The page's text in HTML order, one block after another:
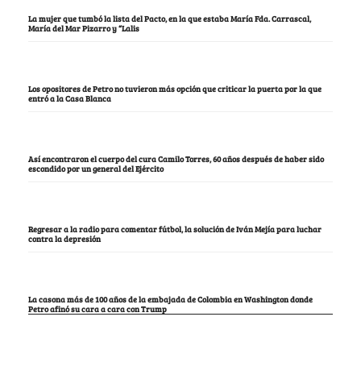
La mujer que tumbó la lista del Pacto, en la que estaba María Fda. Carrascal,
María del Mar Pizarro y “Lalis
Los opositores de Petro no tuvieron más opción que criticar la puerta por la que
entró a la Casa Blanca
Así encontraron el cuerpo del cura Camilo Torres, 60 años después de haber sido
escondido por un general del Ejército
Regresar a la radio para comentar fútbol, la solución de Iván Mejía para luchar
contra la depresión
La casona más de 100 años de la embajada de Colombia en Washington donde
Petro afinó su cara a cara con Trump